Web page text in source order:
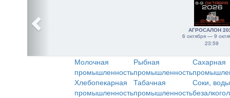
АГРОСАЛОН
6 октября — 9
23:59
Молочная
промышленность
Рыбная
промышленность
Сахарная
Хлебопекарная
промышленность
Табачная
промышленность
Соки,